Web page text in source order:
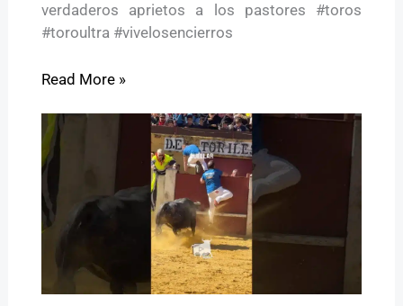
verdaderos aprietos a los pastores #toros
#toroultra #vivelosencierros
Read More »